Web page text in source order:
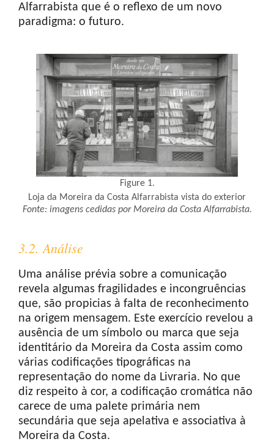
Alfarrabista que é o reflexo de um novo
paradigma: o futuro.
Figure 1.
Loja da Moreira da Costa Alfarrabista vista do exterior
Fonte: imagens cedidas por Moreira da Costa Alfarrabista.
3.2. Análise
Uma análise prévia sobre a comunicação
revela algumas fragilidades e incongruências
que, são propicias à falta de reconhecimento
na origem mensagem. Este exercício revelou a
ausência de um símbolo ou marca que seja
identitário da Moreira da Costa assim como
várias codificações tipográficas na
representação do nome da Livraria. No que
diz respeito à cor, a codificação cromática não
carece de uma palete primária nem
secundária que seja apelativa e associativa à
Moreira da Costa.